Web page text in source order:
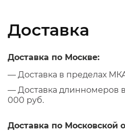
Доставка
Доставка по Москве:
— Доставка в пределах
— Доставка длинномеров
000 руб.
Доставка по Московской